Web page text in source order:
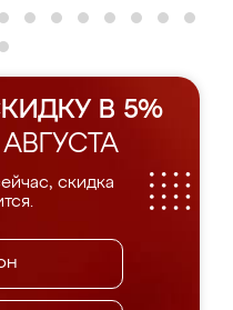
В 5%
скидка